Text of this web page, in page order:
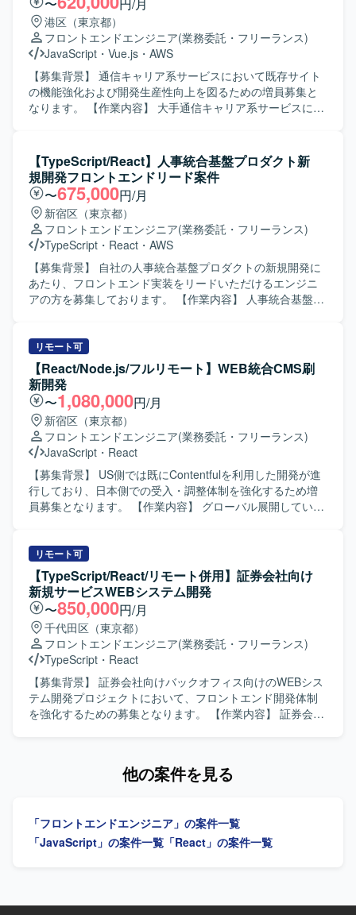
設計や技術担当としての顧客ミーティング同席なども想定
しております。 【求める人物像】 品質への配慮と開発スピ
ードのバランスを意識して取り組める方を求めておりま
す。 コミュニケーションを大切にし、課題に対して柔軟に
対応できる方を歓迎いたします。 プロジェクトの一員とし
て主体性と責任感を持ち、業務を推進していただける方を
想定しております。 新しい技術の習得や活用に前向きに取
SSRなどのモダンなWeb技術を実践的に習得・強化してい
ただけます。 新規立ち上げから既存サービス拡大まで幅広
いフェーズに関わることで、設計から運用まで一連の経験
を積むことができます。 技術担当として顧客と直接コミュ
ニケーションを取る機会もあり、技術力とビジネス理解の
双方を高められる環境です。 【開発環境】 MacBook Proが
支給される環境で開発を行います。 JavaScript、React、
TypeScript、Node.js、Expressを中心に、一部AWSを利用
したサーバレスアーキテクチャなどを用いて開発を進めて
まいります。
港区（東京都）
フロントエンドエンジニア(業務委託・フリーランス)
JavaScript ・ Vue.js ・ AWS
【募集背景】 通信キャリア系サービスにおいて既存サイト
の機能強化および開発生産性向上を図るための増員募集と
なります。 【作業内容】 大手通信キャリア系サービスにお
などのAI支援ツールを活用したAI駆動開発を行います。要件
や依頼内容をプロンプトへ構造化し実装へつなげるほか、
アジャイル開発体制の中で継続的なサービス改善、仕様整
理や技術的な提案、AI生成物のレビューおよび品質担保も
行っていただきます。 【求める人物像】 AI支援ツールを積
極的に活用しながら、自ら学習・改善していける方を求め
ています。アジャイルな開発スタイルに柔軟に対応でき、
関係者と円滑にコミュニケーションを取りながら主体的に
提案・推進いただける方が望ましいです。 【ポジションの
魅力】 AI駆動開発を前提とした環境で、最新のAI支援ツー
サービス改善の効果を実感しやすく、アジャイル開発の経
験をさらに深めることができます。 【開発環境】 Vue.js /
AWS / GitHub Copilot / Scrum（アジャイル）
【TypeScript/React】人事統合基盤プロダクト新
規開発フロントエンドリード案件
〜675,000円/月
新宿区（東京都）
フロントエンドエンジニア(業務委託・フリーランス)
TypeScript ・ React ・ AWS
【募集背景】 自社の人事統合基盤プロダクトの新規開発に
あたり、フロントエンド実装をリードいただけるエンジニ
アの方を募集しております。 【作業内容】 人事統合基盤の
プリケーション開発や、バックエンドのREST APIとの連携
実装を担当していただきます。 AIコーディングツールを活
用した開発フローの整備や生産性向上の推進、コンポーネ
ント設計やUIライブラリの整備も行っていただきます。 ま
た、社員エンジニアへの技術展開やドキュメント整備にも
携わっていただきます。 【求める人物像】 AIツールを積極
的に取り入れ、自律的に開発生産性を高めていける方を求
めております。 社員エンジニアへ技術やノウハウをわかり
やすく共有できるコミュニケーション力をお持ちの方を歓
迎いたします。 仕様が確定しきっていないフェーズでも、
課題を整理しながら主体的に推進できる方を想定しており
ンの魅力】 人事領域の統合基盤プロダクトの新規開発に、
フロントエンドリードとして深く関わっていただけます。
AIコーディングツールを積極的に活用しながら、開発フロ
ーやナレッジの整備を主導できる環境です。 長期的なプロ
ジェクトの中で、UI/UXやアーキテクチャの設計思想をプロ
ダクト全体に反映していく経験を積んでいただけます。
【開発環境】 言語はTypeScriptを使用し、フレームワーク
としてReactを採用しております。 インフラには
AWS（CloudFront, S3, ECS）を利用しており、GitHubや
Slack、Backlogなどのツールを用いて開発を進めておりま
す。 PCはWindowsまたはMacが支給され、Claude Codeを
リモート可
【React/Node.js/フルリモート】WEB統合CMS刷
新開発
〜1,080,000円/月
新宿区（東京都）
フロントエンドエンジニア(業務委託・フリーランス)
JavaScript ・ React
【募集背景】 US側では既にContentfulを利用した開発が進
行しており、日本側での受入・調整体制を強化するため増
員募集となります。 【作業内容】 グローバル展開している
CMS（Contentful）へ統一するプロジェクトに参画いただき
ます。 日本側HQとしてUSチームとの調整、受入対応、各
事業部との調整およびReact/Node.jsを用いた開発・改修を
ご担当いただきます。 既存SiteCoreで利用しているデザイ
ンの移行対応や、プラットフォーム差異により必要となる
リデザイン対応の検討・実装も行っていただきます。 フロ
ントエンドサポートやAPI構築、UAT・評価・受け入れ整
備、Goliveに向けた対応などを段階的に実施していただきま
す。 【求める人物像】 英語で主体的にコミュニケーション
が取れる方を求めております。 海外チームとの協業経験が
あり、仕様調整や課題整理を能動的に進められる方を歓迎
ームとの英語でのコミュニケーションを通じて、グローバ
技術スキルとコミュニケーションスキルの双方を高められ
る環境です。 【開発環境】 ReactおよびNode.jsを中心とし
開発を進めてまいります。
リモート可
【TypeScript/React/リモート併用】証券会社向け
新規サービスWEBシステム開発
〜850,000円/月
千代田区（東京都）
フロントエンドエンジニア(業務委託・フリーランス)
TypeScript ・ React
【募集背景】 証券会社向けバックオフィス向けのWEBシス
テム開発プロジェクトにおいて、フロントエンド開発体制
を強化するための募集となります。 【作業内容】 証券会社
面実装や、バックエンドとの連携部分の実装・動作確認な
きる方を求めております。チームメンバーや関係者と円滑
にコミュニケーションを取りながら開発を進めていただけ
す。バックエンド技術にも触れられる環境のため、フルス
他の案件を見る
「フロントエンドエンジニア」の案件一覧
「JavaScript」の案件一覧 「React」の案件一覧